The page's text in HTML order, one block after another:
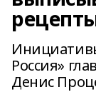
Россия»
Денис